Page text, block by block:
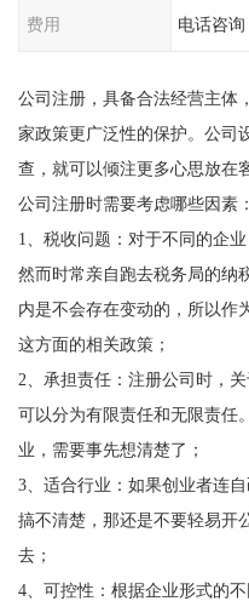
费用 电话咨询
公司注册，具备合法经营主体
家政策更广泛性的保护。公司
查，就可以倾注更多心思放在
公司注册时需要考虑哪些因素：
1、税收问题：对于不同的企
然而时常亲自跑去税务局的纳
内是不会存在变动的，所以作
这方面的相关政策；
2、承担责任：注册公司时，
可以分为有限责任和无限责任
业，需要事先想清楚了；
3、适合行业：如果创业者连
搞不清楚，那还是不要轻易开
去；
4、可控性：根据企业形式的